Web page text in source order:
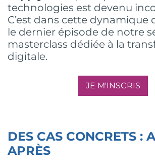
technologies est devenu
C’est dans cette dynamique
le dernier épisode de notre
masterclass dédiée à la
digitale.
JE M'INSCRIS
DES CAS CONCRETS :
APRÈS